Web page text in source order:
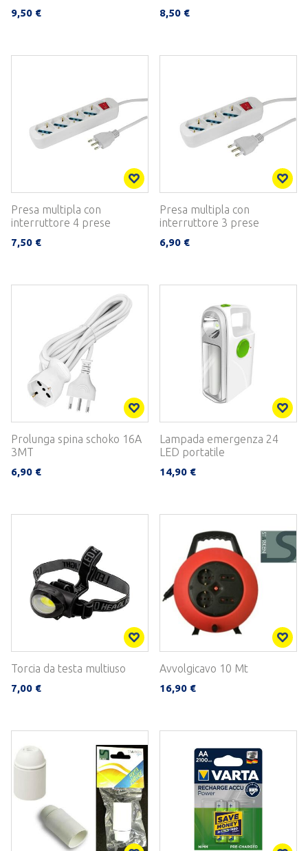
9,50 € 8,50 €
Presa multipla con
interruttore 4 prese
7,50 €
Presa multipla con
interruttore 3 prese
6,90 €
Prolunga spina schoko 16A
3MT
6,90 €
Lampada emergenza 24
LED portatile
14,90 €
Torcia da testa multiuso
7,00 €
Avvolgicavo 10 Mt
16,90 €